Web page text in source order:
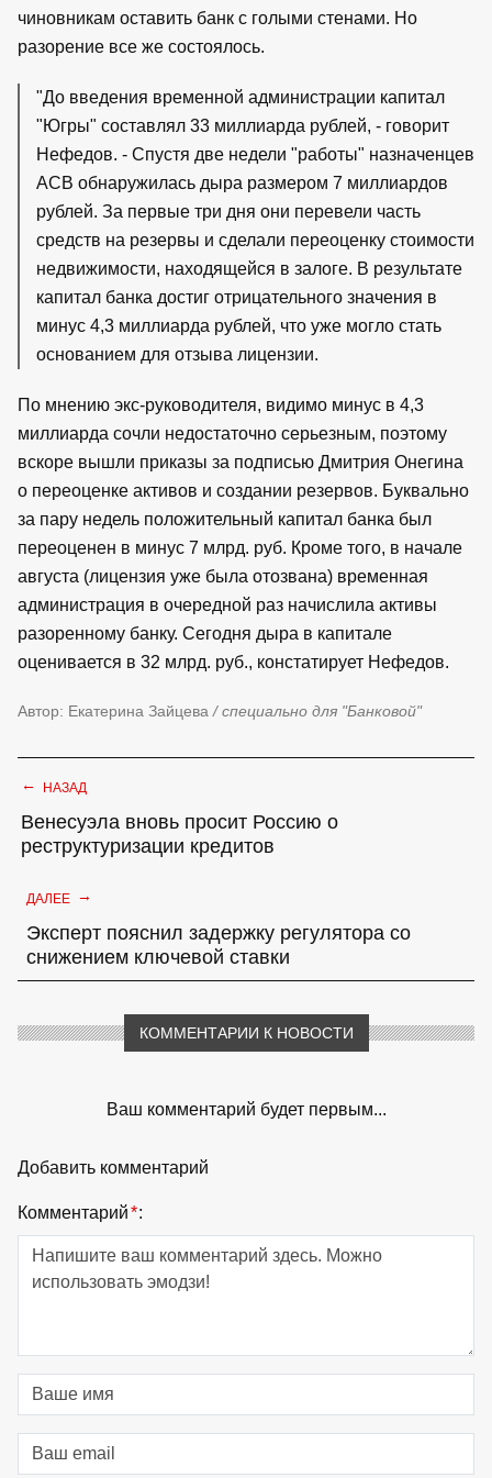
чиновникам оставить банк с голыми стенами. Но
разорение все же состоялось.
"До введения временной администрации капитал
"Югры" составлял 33 миллиарда рублей, - говорит
Нефедов. - Спустя две недели "работы" назначенцев
АСВ обнаружилась дыра размером 7 миллиардов
рублей. За первые три дня они перевели часть
средств на резервы и сделали переоценку стоимости
недвижимости, находящейся в залоге. В результате
капитал банка достиг отрицательного значения в
минус 4,3 миллиарда рублей, что уже могло стать
основанием для отзыва лицензии.
По мнению экс-руководителя, видимо минус в 4,3
миллиарда сочли недостаточно серьезным, поэтому
вскоре вышли приказы за подписью Дмитрия Онегина
о переоценке активов и создании резервов. Буквально
за пару недель положительный капитал банка был
переоценен в минус 7 млрд. руб. Кроме того, в начале
августа (лицензия уже была отозвана) временная
администрация в очередной раз начислила активы
разоренному банку. Сегодня дыра в капитале
оценивается в 32 млрд. руб., констатирует Нефедов.
Автор: Екатерина Зайцева / специально для "Банковой"
← НАЗАД
Венесуэла вновь просит Россию о
реструктуризации кредитов
ДАЛЕЕ →
Эксперт пояснил задержку регулятора со
снижением ключевой ставки
КОММЕНТАРИИ К НОВОСТИ
Ваш комментарий будет первым...
Добавить комментарий
Комментарий*: